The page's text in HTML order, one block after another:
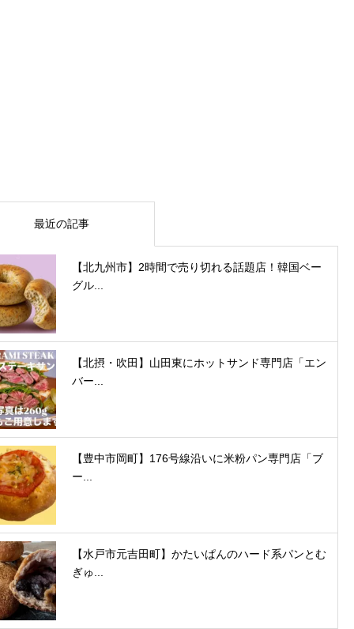
最近の記事
【北九州市】2時間で売り切れる話題店！韓国ベー
グル...
【北摂・吹田】山田東にホットサンド専門店「エン
バー...
【豊中市岡町】176号線沿いに米粉パン専門店「ブ
ー...
【水戸市元吉田町】かたいぱんのハード系パンとむ
ぎゅ...